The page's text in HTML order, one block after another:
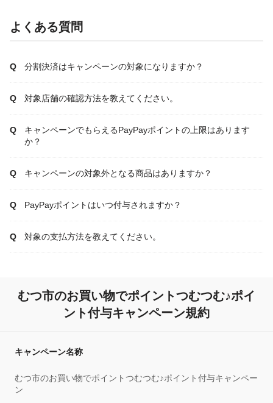
よくある質問
分割決済はキャンペーンの対象になりますか？
対象店舗の確認方法を教えてください。
キャンペーンでもらえるPayPayポイントの上限はあります
か？
キャンペーンの対象外となる商品はありますか？
PayPayポイントはいつ付与されますか？
対象の支払方法を教えてください。
むつ市のお買い物でポイントつむつむ♪ポイ
ント付与キャンペーン規約
キャンペーン名称
むつ市のお買い物でポイントつむつむ♪ポイント付与キャンペー
ン